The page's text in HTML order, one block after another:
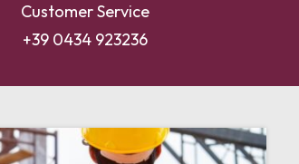
Customer Service
+39 0434 923236